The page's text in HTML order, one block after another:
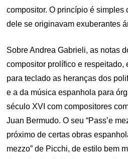
compositor. O princípio é simples
dele se originavam exuberantes
Sobre Andrea Gabrieli, as notas
compositor prolífico e respeitado,
para teclado as heranças dos
e a da música espanhola para
século XVI com compositores
Juan Bermudo. O seu “Pass’e
próximo de certas obras
mezzo” de Picchi, de estilo bem